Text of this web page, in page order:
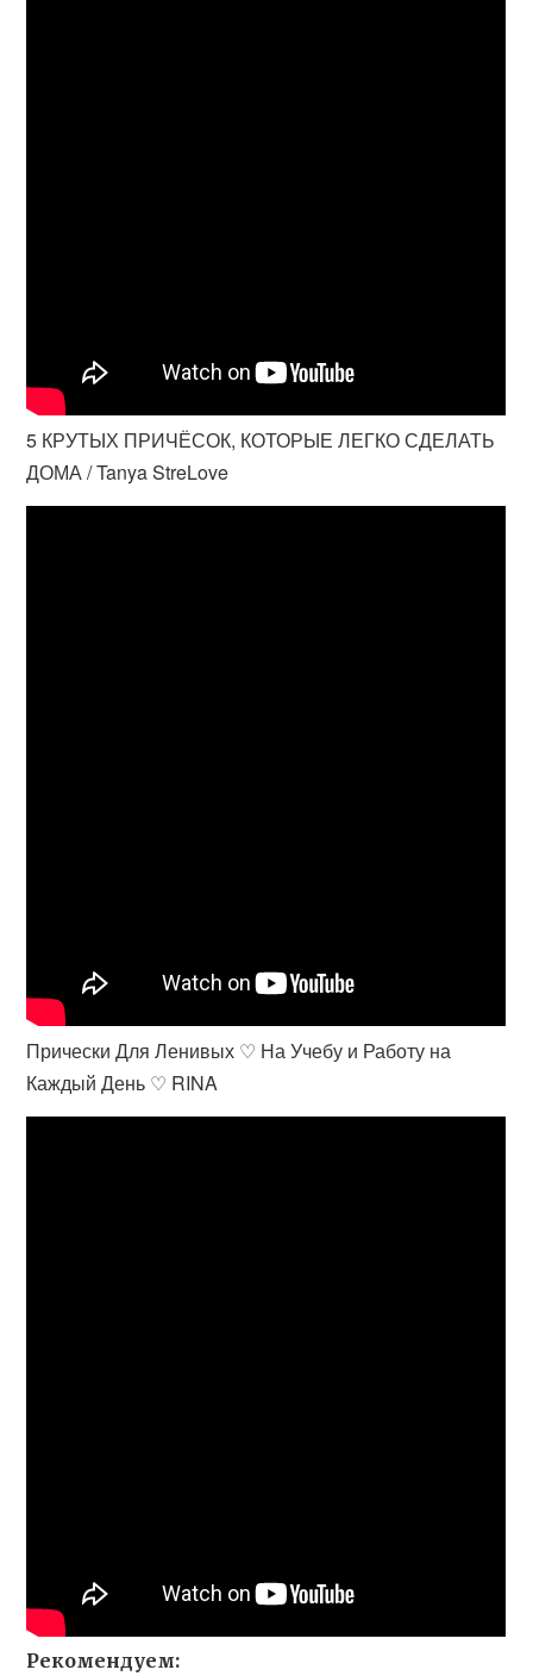
5 КРУТЫХ ПРИЧЁСОК, КОТОРЫЕ ЛЕГКО СДЕЛАТЬ
ДОМА / Tanya StreLove
Прически Для Ленивых ♡ На Учебу и Работу на
Каждый День ♡ RINA
Рекомендуем: